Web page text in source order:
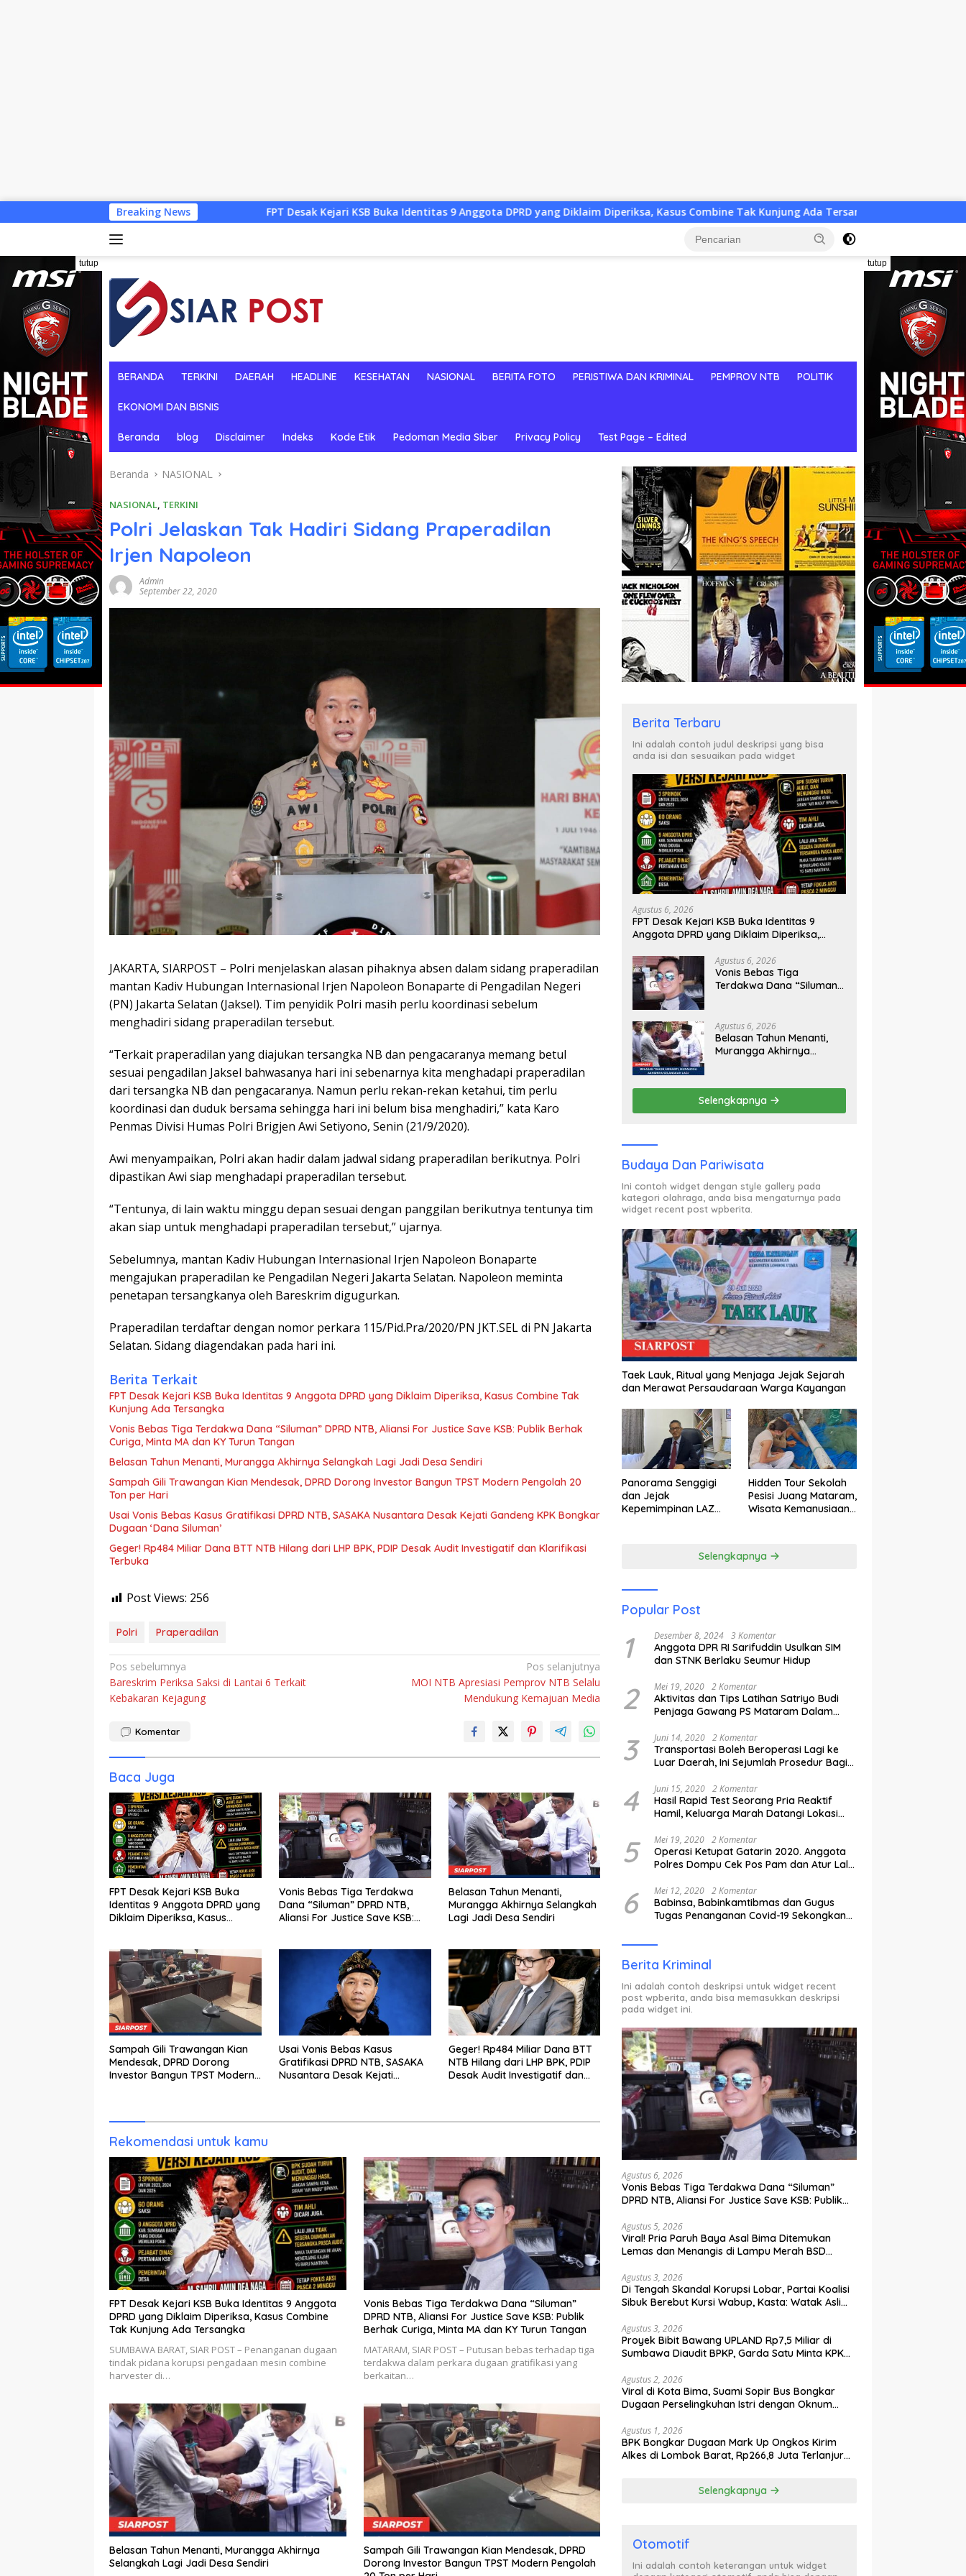
ke
Breaking News
FPT Desak Kejari KSB Buka Identitas 9 Anggota DPRD yang Diklaim Diperiksa, Kasus Combine Tak Kunjung Ada Tersangka Vonis Bebas Tiga Terdakwa Dana
tutup tutup
BERANDA TERKINI DAERAH HEADLINE KESEHATAN NASIONAL BERITA FOTO PERISTIWA DAN KRIMINAL PEMPROV NTB POLITIK
EKONOMI DAN BISNIS
Beranda blog Disclaimer Indeks Kode Etik Pedoman Media Siber Privacy Policy Test Page – Edited
Beranda NASIONAL
NASIONAL, TERKINI
Polri Jelaskan Tak Hadiri Sidang Praperadilan
Irjen Napoleon
Admin
September 22, 2020
JAKARTA, SIARPOST – Polri menjelaskan alasan pihaknya absen dalam sidang praperadilan
mantan Kadiv Hubungan Internasional Irjen Napoleon Bonaparte di Pengadilan Negeri
(PN) Jakarta Selatan (Jaksel). Tim penyidik Polri masih perlu koordinasi sebelum
menghadiri sidang praperadilan tersebut.
“Terkait praperadilan yang diajukan tersangka NB dan pengacaranya memang betul
sesuai pengadilan Jaksel bahwasanya hari ini sebenarnya kita menghadapi praperadilan
dari tersangka NB dan pengacaranya. Namun perlu rekan-rekan ketahui, tim perlu
koordinasi dan duduk bersama sehingga hari ini belum bisa menghadiri,” kata Karo
Penmas Divisi Humas Polri Brigjen Awi Setiyono, Senin (21/9/2020).
Awi menyampaikan, Polri akan hadir dalam jadwal sidang praperadilan berikutnya. Polri
dipastikan Awi siap menghadapi praperadilan tersebut.
“Tentunya, di lain waktu minggu depan sesuai dengan panggilan berikutnya tentunya tim
akan siap untuk menghadapi praperadilan tersebut,” ujarnya.
Sebelumnya, mantan Kadiv Hubungan Internasional Irjen Napoleon Bonaparte
mengajukan praperadilan ke Pengadilan Negeri Jakarta Selatan. Napoleon meminta
penetapan tersangkanya oleh Bareskrim digugurkan.
Praperadilan terdaftar dengan nomor perkara 115/Pid.Pra/2020/PN JKT.SEL di PN Jakarta
Selatan. Sidang diagendakan pada hari ini.
Berita Terkait
FPT Desak Kejari KSB Buka Identitas 9 Anggota DPRD yang Diklaim Diperiksa, Kasus Combine Tak
Kunjung Ada Tersangka
Vonis Bebas Tiga Terdakwa Dana “Siluman” DPRD NTB, Aliansi For Justice Save KSB: Publik Berhak
Curiga, Minta MA dan KY Turun Tangan
Belasan Tahun Menanti, Murangga Akhirnya Selangkah Lagi Jadi Desa Sendiri
Sampah Gili Trawangan Kian Mendesak, DPRD Dorong Investor Bangun TPST Modern Pengolah 20
Ton per Hari
Usai Vonis Bebas Kasus Gratifikasi DPRD NTB, SASAKA Nusantara Desak Kejati Gandeng KPK Bongkar
Dugaan ‘Dana Siluman’
Geger! Rp484 Miliar Dana BTT NTB Hilang dari LHP BPK, PDIP Desak Audit Investigatif dan Klarifikasi
Terbuka
Post Views: 256
Polri Praperadilan
Navigasi
pos
Pos sebelumnya
Bareskrim Periksa Saksi di Lantai 6 Terkait
Kebakaran Kejagung
Pos selanjutnya
MOI NTB Apresiasi Pemprov NTB Selalu
Mendukung Kemajuan Media
Komentar
Baca Juga
FPT Desak Kejari KSB Buka
Identitas 9 Anggota DPRD yang
Diklaim Diperiksa, Kasus
Vonis Bebas Tiga Terdakwa
Dana “Siluman” DPRD NTB,
Aliansi For Justice Save KSB:
Belasan Tahun Menanti,
Murangga Akhirnya Selangkah
Lagi Jadi Desa Sendiri
Sampah Gili Trawangan Kian
Mendesak, DPRD Dorong
Investor Bangun TPST Modern
Usai Vonis Bebas Kasus
Gratifikasi DPRD NTB, SASAKA
Nusantara Desak Kejati
Geger! Rp484 Miliar Dana BTT
NTB Hilang dari LHP BPK, PDIP
Desak Audit Investigatif dan
Rekomendasi untuk kamu
FPT Desak Kejari KSB Buka Identitas 9 Anggota
DPRD yang Diklaim Diperiksa, Kasus Combine
Tak Kunjung Ada Tersangka
SUMBAWA BARAT, SIAR POST – Penanganan dugaan
tindak pidana korupsi pengadaan mesin combine
harvester di…
Vonis Bebas Tiga Terdakwa Dana “Siluman”
DPRD NTB, Aliansi For Justice Save KSB: Publik
Berhak Curiga, Minta MA dan KY Turun Tangan
MATARAM, SIAR POST – Putusan bebas terhadap tiga
terdakwa dalam perkara dugaan gratifikasi yang
berkaitan…
Belasan Tahun Menanti, Murangga Akhirnya
Selangkah Lagi Jadi Desa Sendiri
Sampah Gili Trawangan Kian Mendesak, DPRD
Dorong Investor Bangun TPST Modern Pengolah
Berita Terbaru
Ini adalah contoh judul deskripsi yang bisa
anda isi dan sesuaikan pada widget
Agustus 6, 2026
FPT Desak Kejari KSB Buka Identitas 9
Anggota DPRD yang Diklaim Diperiksa,
Agustus 6, 2026
Vonis Bebas Tiga
Terdakwa Dana “Siluman”
Berhak Curiga, Minta MA
dan KY Turun Tangan
Agustus 6, 2026
Belasan Tahun Menanti,
Murangga Akhirnya
Selengkapnya
Budaya Dan Pariwisata
Ini contoh widget dengan style gallery pada
kategori olahraga, anda bisa mengaturnya pada
widget recent post wpberita.
Taek Lauk, Ritual yang Menjaga Jejak Sejarah
dan Merawat Persaudaraan Warga Kayangan
Panorama Senggigi
dan Jejak
Kepemimpinan LAZ
Hidden Tour Sekolah
Pesisi Juang Mataram,
Wisata Kemanusiaan
Selengkapnya
Popular Post
1 Desember 8, 2024 3 Komentar
Anggota DPR RI Sarifuddin Usulkan SIM
dan STNK Berlaku Seumur Hidup
2 Mei 19, 2020 2 Komentar
Aktivitas dan Tips Latihan Satriyo Budi
Penjaga Gawang PS Mataram Dalam
3 Juni 14, 2020 2 Komentar
Transportasi Boleh Beroperasi Lagi ke
Luar Daerah, Ini Sejumlah Prosedur Bagi
4 Juni 15, 2020 2 Komentar
Hasil Rapid Test Seorang Pria Reaktif
Hamil, Keluarga Marah Datangi Lokasi
5 Mei 19, 2020 2 Komentar
Operasi Ketupat Gatarin 2020. Anggota
Polres Dompu Cek Pos Pam dan Atur Lalu
6 Mei 12, 2020 2 Komentar
Babinsa, Babinkamtibmas dan Gugus
Tugas Penanganan Covid-19 Sekongkang
ODP.
Berita Kriminal
Ini adalah contoh deskripsi untuk widget recent
post wpberita, anda bisa memasukkan deskripsi
pada widget ini.
Agustus 6, 2026
Vonis Bebas Tiga Terdakwa Dana “Siluman”
DPRD NTB, Aliansi For Justice Save KSB: Publik
Agustus 5, 2026
Viral! Pria Paruh Baya Asal Bima Ditemukan
Lemas dan Menangis di Lampu Merah BSD
Agustus 3, 2026
Di Tengah Skandal Korupsi Lobar, Partai Koalisi
Sibuk Berebut Kursi Wabup, Kasta: Watak Asli
Agustus 3, 2026
Proyek Bibit Bawang UPLAND Rp7,5 Miliar di
Sumbawa Diaudit BPKP, Garda Satu Minta KPK
Agustus 2, 2026
Viral di Kota Bima, Suami Sopir Bus Bongkar
Dugaan Perselingkuhan Istri dengan Oknum
Agustus 1, 2026
BPK Bongkar Dugaan Mark Up Ongkos Kirim
Alkes di Lombok Barat, Rp266,8 Juta Terlanjur
Selengkapnya
Otomotif
Ini adalah contoh keterangan untuk widget